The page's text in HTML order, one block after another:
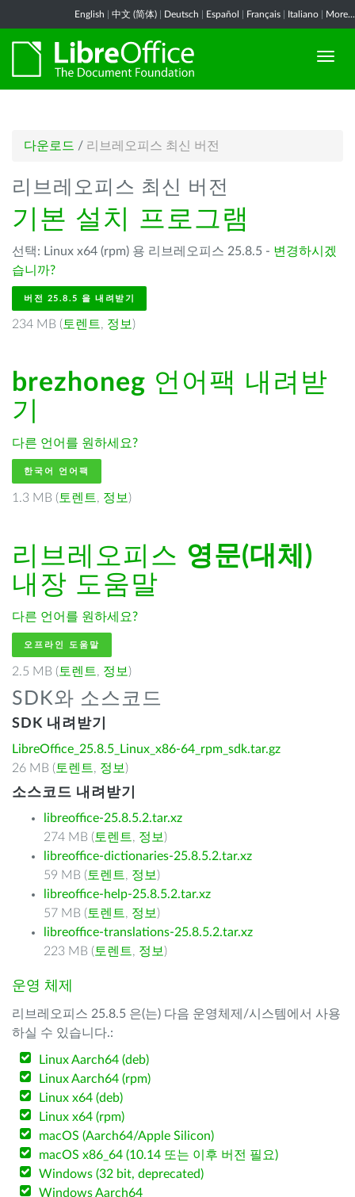
English 中文 (简体) Deutsch Español Français Italiano More...
다운로드 / 리브레오피스 최신 버전
리브레오피스 최신 버전
기본 설치 프로그램
선택: Linux x64 (rpm) 용 리브레오피스 25.8.5 - 변경하시겠
습니까?
버전 25.8.5 을 내려받기
234 MB ( 토렌트, 정보 )
brezhoneg 언어팩 내려받
기
다른 언어를 원하세요?
한국어 언어팩
1.3 MB ( 토렌트, 정보 )
리브레오피스 영문(대체)
내장 도움말
다른 언어를 원하세요?
오프라인 도움말
2.5 MB ( 토렌트, 정보 )
SDK와 소스코드
SDK 내려받기
LibreOffice_25.8.5_Linux_x86-64_rpm_sdk.tar.gz
26 MB ( 토렌트, 정보 )
소스코드 내려받기
libreoffice-25.8.5.2.tar.xz
274 MB ( 토렌트, 정보 )
libreoffice-dictionaries-25.8.5.2.tar.xz
59 MB ( 토렌트, 정보 )
libreoffice-help-25.8.5.2.tar.xz
57 MB ( 토렌트, 정보 )
libreoffice-translations-25.8.5.2.tar.xz
223 MB ( 토렌트, 정보 )
운영 체제
리브레오피스 25.8.5 은(는) 다음 운영체제/시스템에서 사용
하실 수 있습니다.:
Linux Aarch64 (deb)
Linux Aarch64 (rpm)
Linux x64 (deb)
Linux x64 (rpm)
macOS (Aarch64/Apple Silicon)
macOS x86_64 (10.14 또는 이후 버전 필요)
Windows (32 bit, deprecated)
Windows Aarch64